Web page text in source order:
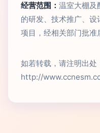
经营范围： 温室大棚及
的研发、技术推广、
项目，经相关部门批
如若转载，请注明出处
http://